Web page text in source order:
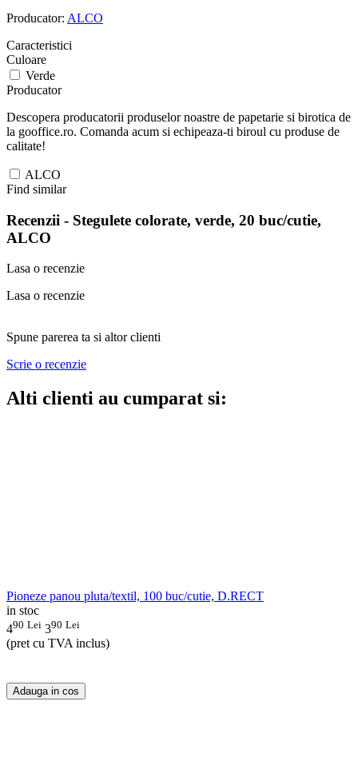
Producator: ALCO
Caracteristici
Culoare
Verde
Producator
Descopera producatorii produselor noastre de papetarie si birotica de
la gooffice.ro. Comanda acum si echipeaza-ti biroul cu produse de
calitate!
ALCO
Find similar
Recenzii - Stegulete colorate, verde, 20 buc/cutie,
ALCO
Lasa o recenzie
Lasa o recenzie
Spune parerea ta si altor clienti
Scrie o recenzie
Alti clienti au cumparat si:
Pioneze panou pluta/textil, 100 buc/cutie, D.RECT
in stoc
490 Lei 390 Lei
(pret cu TVA inclus)
Adauga in cos